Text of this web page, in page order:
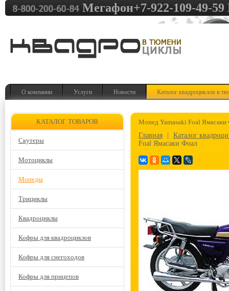
Мегафон+7-922-109-49-59
О компании Услуги Новости Каталог квадроциклов в
Мопед Yamasaki Foal Ямасаки
Главная
Каталог
Foal Ямасаки Фоал
КАТАЛОГ ТОВАРОВ
Скутеры
Мотоциклы
Мопеды
Трициклы
Квадроциклы
Кофры для квадроциклов
Кофры для снегоходов
Кофры для прицепов